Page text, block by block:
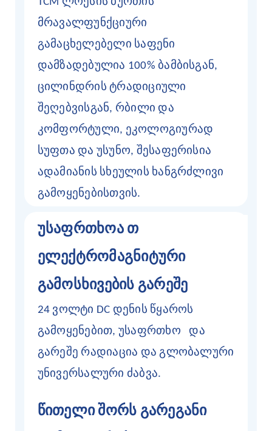
მრავალფუნქციური
გამაცხელებელი საფენი
დამზადებულია 100% ბამბისგან,
ცილინდრის ტრადიციული
შეღებვისგან, რბილი და
კომფორტული, ეკოლოგიურად
სუფთა და უსუნო, შესაფერისია
ადამიანის სხეულის ხანგრძლივი
გამოყენებისთვის.
უსაფრთხოა თ
ელექტრომაგნიტური
გამოსხივების გარეშე
24 ვოლტი DC დენის წყაროს
გამოყენებით, უსაფრთხო
და
გარეშე რადიაცია და გლობალური
უნივერსალური ძაბვა.
წითელი შორს გარეგანი